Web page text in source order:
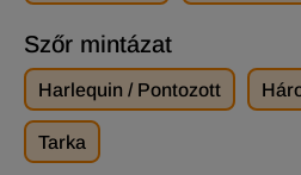
Szőr mintázat
Harlequin / Pontozott
Tarka